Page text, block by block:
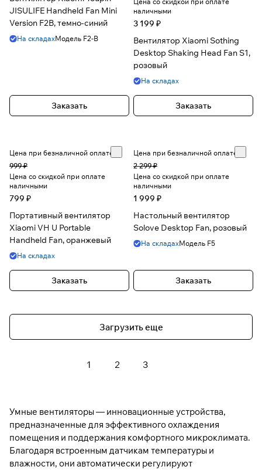
JISULIFE Handheld Fan Mini
Version F2B, темно-синий
На складахМодель F2-B
Заказать
наличными
3 199 ₽
Вентилятор Xiaomi Sothing
Desktop Shaking Head Fan S1,
розовый
На складах
Заказать
Цена при безналичной оплате
999 ₽
Цена со скидкой при оплате
наличными
799 ₽
Портативный вентилятор
Xiaomi VH U Portable
Handheld Fan, оранжевый
На складах
Заказать
Цена при безналичной оплате
2 299 ₽
Цена со скидкой при оплате
наличными
1 999 ₽
Настольный вентилятор
Solove Desktop Fan, розовый
На складахМодель F5
Заказать
Загрузить еще
1 2 3
Умные вентиляторы — инновационные устройства,
предназначенные для эффективного охлаждения
помещения и поддержания комфортного микроклимата.
Благодаря встроенным датчикам температуры и
влажности, они автоматически регулируют